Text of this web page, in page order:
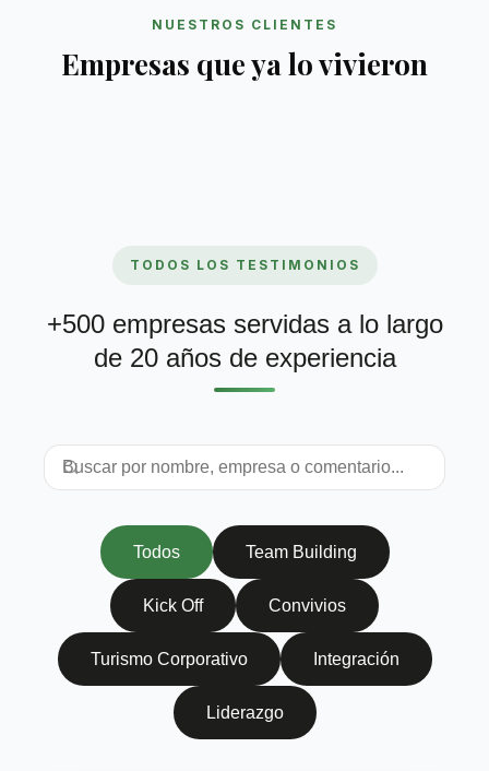
NUESTROS CLIENTES
Empresas que ya lo vivieron
TODOS LOS TESTIMONIOS
+500 empresas servidas a lo largo
de 20 años de experiencia
Todos Team Building
Kick Off Convivios
Turismo Corporativo Integración
Liderazgo